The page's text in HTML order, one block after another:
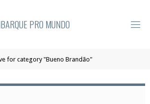
BARQUEPRO MUNDO
for category "Bueno Brandão"